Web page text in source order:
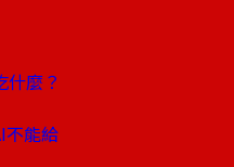
麼？
能給